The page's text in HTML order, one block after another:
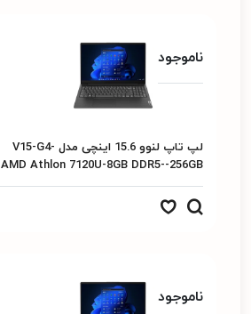
ناموجود
لپ تاپ لنوو 15.6 اینچی مدل V15-G4-
AMD Athlon 7120U-8GB DDR5--256GB
SSD-2GB-15.6"FHD
ناموجود